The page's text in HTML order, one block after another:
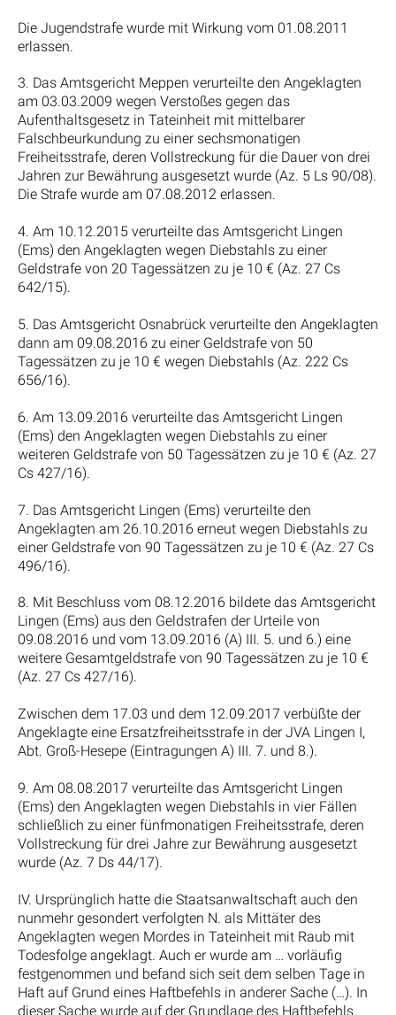
Die Jugendstrafe wurde mit Wirkung vom 01.08.2011
erlassen.
3. Das Amtsgericht Meppen verurteilte den Angeklagten
am 03.03.2009 wegen Verstoßes gegen das
Aufenthaltsgesetz in Tateinheit mit mittelbarer
Falschbeurkundung zu einer sechsmonatigen
Freiheitsstrafe, deren Vollstreckung für die Dauer von drei
Jahren zur Bewährung ausgesetzt wurde (Az. 5 Ls 90/08).
Die Strafe wurde am 07.08.2012 erlassen.
4. Am 10.12.2015 verurteilte das Amtsgericht Lingen
(Ems) den Angeklagten wegen Diebstahls zu einer
Geldstrafe von 20 Tagessätzen zu je 10 € (Az. 27 Cs
642/15).
5. Das Amtsgericht Osnabrück verurteilte den Angeklagten
dann am 09.08.2016 zu einer Geldstrafe von 50
Tagessätzen zu je 10 € wegen Diebstahls (Az. 222 Cs
656/16).
6. Am 13.09.2016 verurteilte das Amtsgericht Lingen
(Ems) den Angeklagten wegen Diebstahls zu einer
weiteren Geldstrafe von 50 Tagessätzen zu je 10 € (Az. 27
Cs 427/16).
7. Das Amtsgericht Lingen (Ems) verurteilte den
Angeklagten am 26.10.2016 erneut wegen Diebstahls zu
einer Geldstrafe von 90 Tagessätzen zu je 10 € (Az. 27 Cs
496/16).
8. Mit Beschluss vom 08.12.2016 bildete das Amtsgericht
Lingen (Ems) aus den Geldstrafen der Urteile von
09.08.2016 und vom 13.09.2016 (A) III. 5. und 6.) eine
weitere Gesamtgeldstrafe von 90 Tagessätzen zu je 10 €
(Az. 27 Cs 427/16).
Zwischen dem 17.03 und dem 12.09.2017 verbüßte der
Angeklagte eine Ersatzfreiheitsstrafe in der JVA Lingen I,
Abt. Groß-Hesepe (Eintragungen A) III. 7. und 8.).
9. Am 08.08.2017 verurteilte das Amtsgericht Lingen
(Ems) den Angeklagten wegen Diebstahls in vier Fällen
schließlich zu einer fünfmonatigen Freiheitsstrafe, deren
Vollstreckung für drei Jahre zur Bewährung ausgesetzt
wurde (Az. 7 Ds 44/17).
IV. Ursprünglich hatte die Staatsanwaltschaft auch den
nunmehr gesondert verfolgten N. als Mittäter des
Angeklagten wegen Mordes in Tateinheit mit Raub mit
Todesfolge angeklagt. Auch er wurde am … vorläufig
festgenommen und befand sich seit dem selben Tage in
Haft auf Grund eines Haftbefehls in anderer Sache (…). In
dieser Sache wurde auf der Grundlage des Haftbefehls